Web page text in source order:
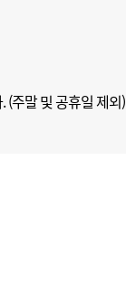
(주말 및 공휴일 제외)